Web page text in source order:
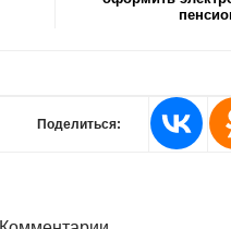
Поделиться: